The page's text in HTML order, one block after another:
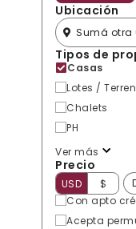
Ubicación
Tipos de
Casas
Lotes /
Chalets
PH
Ver más
Precio
USD
$
Con apto
Acepta